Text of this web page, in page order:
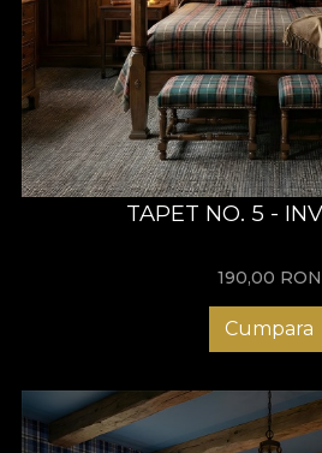
TAPET NO. 5 -
190,00 RON
Cumpara